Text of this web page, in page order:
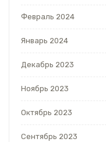
Февраль 2024
Январь 2024
Декабрь 2023
Ноябрь 2023
Октябрь 2023
Сентябрь 2023